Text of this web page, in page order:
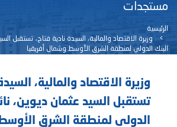
مستجدات
الرئيسية
وزيرة الاقتصاد والمالية، السيدة نادية فتاح، تستقبل
البنك الدولي لمنطقة الشرق الأوسط وشمال أفريقيا
وزيرة الاقتصاد والمالية،
تستقبل السيد عثمان ديوين،
الدولي لمنطقة الشرق